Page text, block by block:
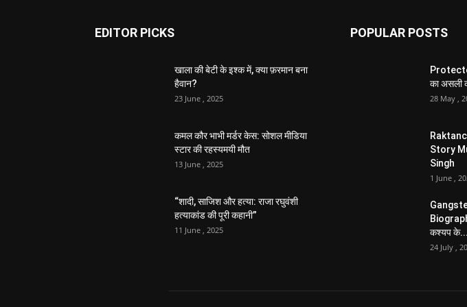
EDITOR PICKS
खाला की बेटी के इश्क में, क्या फ़रमान बना
हैवान?
23 June , 2025
कमल कौर भाभी मर्डर केस: सोशल मीडिया
स्टार की रहस्यमयी मौत
13 June , 2025
“शादी, साजिश और हत्या: राजा रघुवंशी
हत्याकांड की पूरी कहानी”
11 June , 2025
POPULAR POSTS
का असली
28 May ,
Story
Singh
1 June ,
कश्यप के...
24 July ,